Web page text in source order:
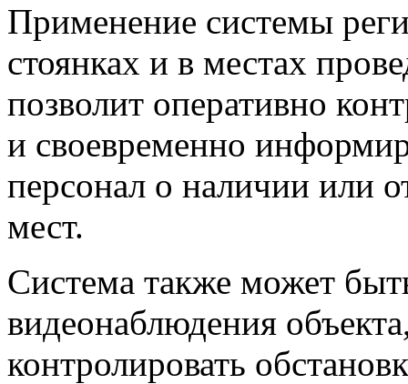
Применение системы
стоянках и в местах
позволит оперативно
и своевременно
персонал о наличии или
мест.
Система также может
видеонаблюдения
контролировать